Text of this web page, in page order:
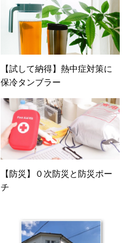
【試して納得】熱中症対策に
保冷タンブラー
【防災】０次防災と防災ポー
チ